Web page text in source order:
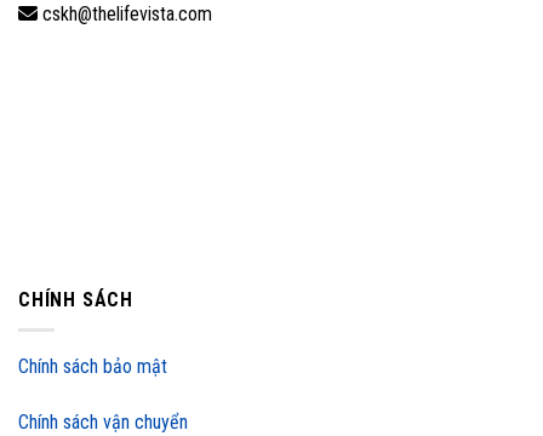
cskh@thelifevista.com
CHÍNH SÁCH
Chính sách bảo mật
Chính sách vận chuyển